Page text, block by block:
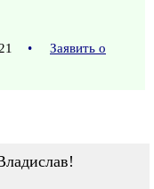
•
Заявить о